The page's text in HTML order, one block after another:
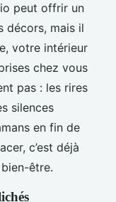
peut offrir un
décors, mais il
votre intérieur
chez vous
pas : les rires
silences
en fin de
c’est déjà
être.